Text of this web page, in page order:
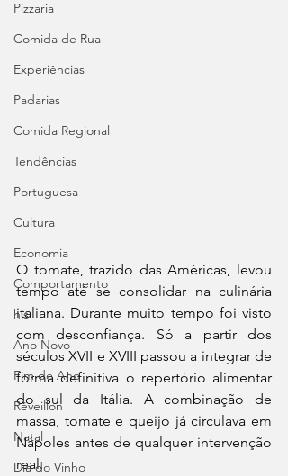
Pizzaria
Comida de Rua
Experiências
Padarias
Comida Regional
Tendências
Portuguesa
Cultura
Economia
Comportamento
his
Ano Novo
Fim de Ano
Réveillon
Natal
Dia do Vinho
O tomate, trazido das Américas, levou
tempo até se consolidar na culinária
italiana. Durante muito tempo foi visto
com desconfiança. Só a partir dos
séculos XVII e XVIII passou a integrar de
forma definitiva o repertório alimentar
do sul da Itália. A combinação de
massa, tomate e queijo já circulava em
Nápoles antes de qualquer intervenção
real.